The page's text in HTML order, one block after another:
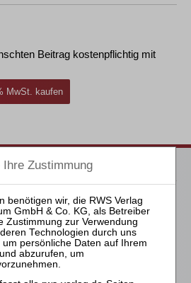
Beitrag kostenpflichtig mit
MwSt. kaufen